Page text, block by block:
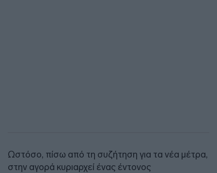
Ωστόσο, πίσω από τη συζήτηση για τα νέα μέτρα,
στην αγορά κυριαρχεί ένας έντονος